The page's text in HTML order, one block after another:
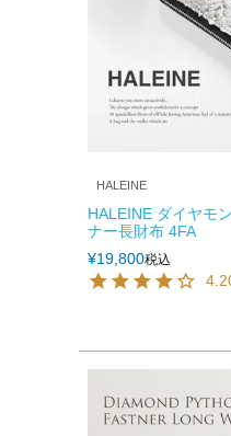
HALEINE
HALEINE ダイヤモ
ナー長財布 4FA
¥19,800税込